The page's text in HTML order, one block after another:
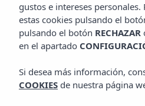
Hotel Vibra Cala
Habitaciones
gustos e intereses personales.
estas cookies pulsando el
pulsando el botón RECHAZAR
en el apartado
Si desea más información,
COOKIES de nuestra página